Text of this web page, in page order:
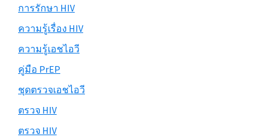
การรักษา HIV
ความรู้เรื่อง HIV
ความรู้เอชไอวี
คู่มือ PrEP
ชุดตรวจเอชไอวี
ตรวจ HIV
ตรวจ HIV